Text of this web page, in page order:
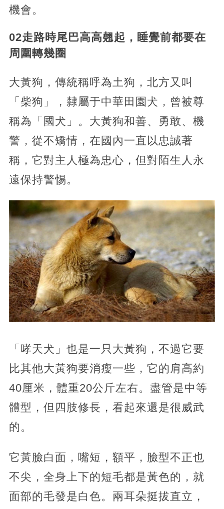
機會。
02走路時尾巴高高翹起，睡覺前都要在
周圍轉幾圈
大黃狗，傳統稱呼為土狗，北方又叫
「柴狗」，隸屬于中華田園犬，曾被尊
稱為「國犬」。大黃狗和善、勇敢、機
警，從不矯情，在國內一直以忠誠著
稱，它對主人極為忠心，但對陌生人永
遠保持警惕。
「哮天犬」也是一只大黃狗，不過它要
比其他大黃狗要消瘦一些，它的肩高約
40厘米，體重20公斤左右。盡管是中等
體型，但四肢修長，看起來還是很威武
的。
它黃臉白面，嘴短，額平，臉型不正也
不尖，全身上下的短毛都是黃色的，就
面部的毛發是白色。兩耳朵挺拔直立，